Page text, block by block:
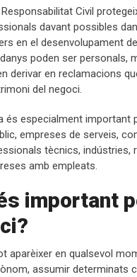
Civil
davant possibles
en el desenvolupament
poden ser personals,
derivar en reclamacions
del negoci.
és especialment important
empreses de serveis,
tècnics, indústries,
amb empleats.
important
aparèixer en qualsevol
assumir determinats